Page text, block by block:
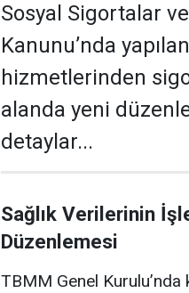
Sosyal Sigortalar
Kanunu’nda
hizmetlerinden
alanda yeni
detaylar...
Sağlık Verilerinin
Düzenlemesi
TBMM Genel Kurulu’nda